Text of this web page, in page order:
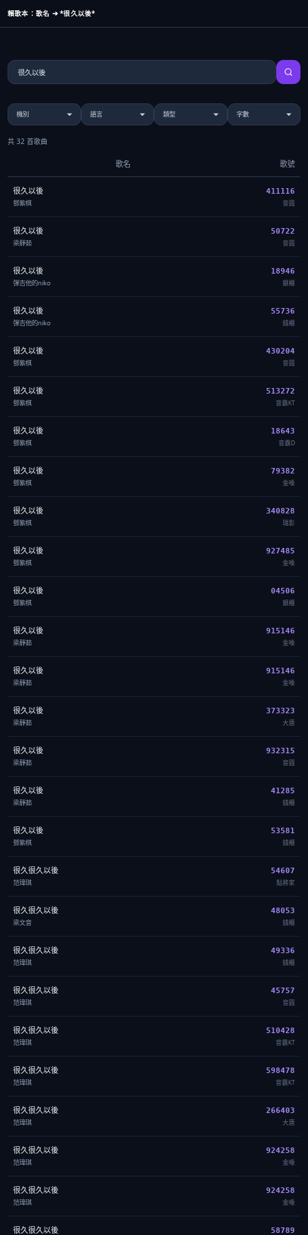
賴歌本：歌名 ➔ *很久以後*
共 32 首歌曲
歌名 歌號
很久以後
鄧紫棋
411116
音圓
很久以後
梁靜茹
50722
音圓
很久以後
彈吉他的niko
18946
銀櫃
很久以後
彈吉他的niko
55736
錢櫃
很久以後
鄧紫棋
430204
音圓
很久以後
鄧紫棋
513272
音霸KT
很久以後
鄧紫棋
18643
音霸D
很久以後
鄧紫棋
79382
金嗓
很久以後
鄧紫棋
340828
瑞影
很久以後
鄧紫棋
927485
金嗓
很久以後
鄧紫棋
04506
銀櫃
很久以後
梁靜茹
915146
金嗓
很久以後
梁靜茹
915146
金嗓
很久以後
梁靜茹
373323
大唐
很久以後
梁靜茹
932315
音圓
很久以後
梁靜茹
41285
錢櫃
很久以後
鄧紫棋
53581
錢櫃
很久很久以後
范瑋琪
54607
點將家
很久很久以後
梁文音
48053
錢櫃
很久很久以後
范瑋琪
49336
錢櫃
很久很久以後
范瑋琪
45757
音圓
很久很久以後
范瑋琪
510428
音霸KT
很久很久以後
范瑋琪
598478
音霸KT
很久很久以後
范瑋琪
266403
大唐
很久很久以後
范瑋琪
924258
金嗓
很久很久以後
范瑋琪
924258
金嗓
很久很久以後 58789